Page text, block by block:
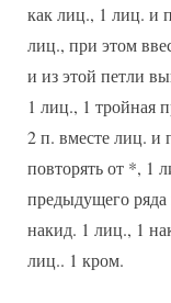
как лиц., 1 лиц. и
лиц., при этом
и из этой петли
1 лиц., 1 тройная
2 п. вместе лиц. и
повторять от *, 1
предыдущего ряда
накид. 1 лиц., 1
лиц.. 1 кром.